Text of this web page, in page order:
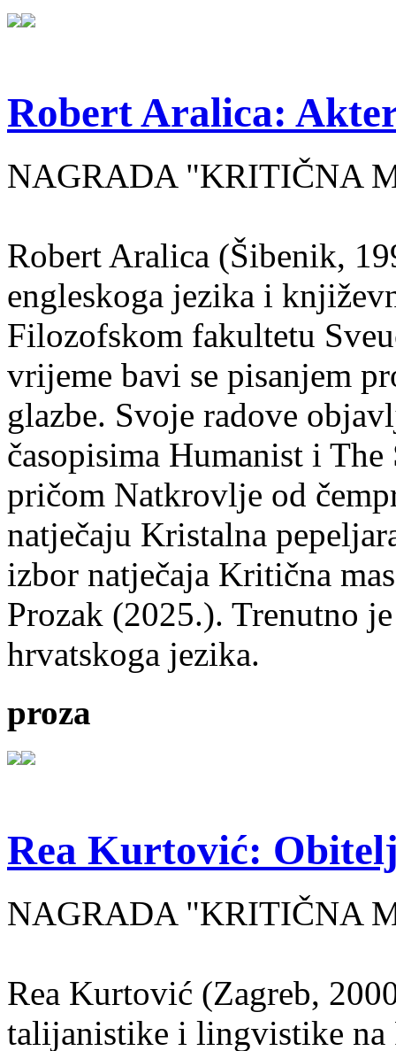
Robert Aralica:
NAGRADA "KRITIČNA
Robert Aralica (Šibenik,
engleskoga jezika i
Filozofskom fakultetu
vrijeme bavi se pisanjem
glazbe. Svoje radove
časopisima Humanist i
pričom Natkrovlje od
natječaju Kristalna
izbor natječaja Kritična
Prozak (2025.). Trenutno
hrvatskoga jezika.
proza
Rea Kurtović:
NAGRADA "KRITIČNA
Rea Kurtović (Zagreb,
talijanistike i lingvistike